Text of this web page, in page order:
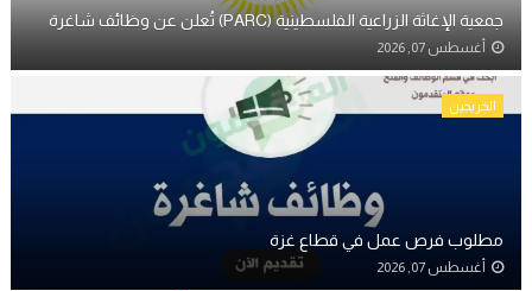
جمعية الإغاثة الزراعية الفلسطينية (PARC) تُعلن عن وظائف شاغرة
أغسطس 07, 2026
الخريجين
مطلوب فرص عمل في قطاع غزة
أغسطس 07, 2026